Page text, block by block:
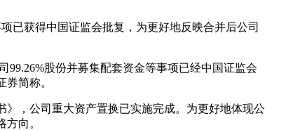
已获得中国证监会批复，为更好地反映合并后公司
股份并募集配套资金等事项已经中国证监会
简称。
》，公司重大资产置换已实施完成。为更好地体现公
向。